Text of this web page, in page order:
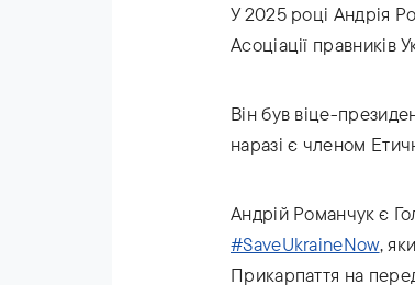
У 2025 році Андрія
Асоціації правників
Він був віце-
наразі є членом
Андрій Романчук є
#SaveUkraineNow,
Прикарпаття на